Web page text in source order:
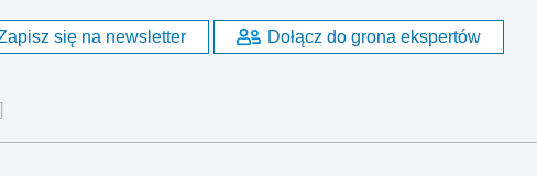
się na newsletter Dołącz do grona ekspertów